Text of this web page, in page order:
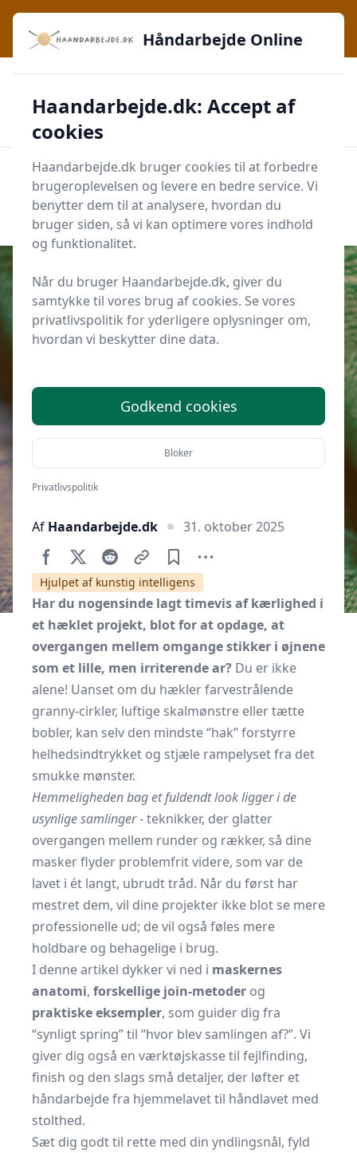
Håndarbejde Online - Inspiration, teknikker og fællesskab -
lige ved hånden
Shopping med sikkerhed ✔️ Altid de bedste priser
Mærker i høj kvalitet
Start søgning
Start søgning
Udgivet iStrik og Hækling
Sådan laver du usynlige samlinger
Af Haandarbejde.dk 31. oktober 2025
Hjulpet af kunstig intelligens
Har du nogensinde lagt timevis af kærlighed i
et hæklet projekt, blot for at opdage, at
overgangen mellem omgange stikker i øjnene
som et lille, men irriterende ar? Du er ikke
alene! Uanset om du hækler farvestrålende
granny-cirkler, luftige skalmønstre eller tætte
bobler, kan selv den mindste “hak” forstyrre
helhedsindtrykket og stjæle rampelyset fra det
smukke mønster.
Hemmeligheden bag et fuldendt look ligger i de
usynlige samlinger- teknikker, der glatter
overgangen mellem runder og rækker, så dine
masker flyder problemfrit videre, som var de
lavet i ét langt, ubrudt tråd. Når du først har
mestret dem, vil dine projekter ikke blot se mere
professionelle ud; de vil også føles mere
holdbare og behagelige i brug.
I denne artikel dykker vi ned i maskernes
anatomi, forskellige join-metoder og
praktiske eksempler, som guider dig fra
“synligt spring” til “hvor blev samlingen af?”. Vi
giver dig også en værktøjskasse til fejlfinding,
finish og den slags små detaljer, der løfter et
håndarbejde fra hjemmelavet til håndlavet med
stolthed.
Sæt dig godt til rette med din yndlingsnål, fyld
Håndarbejde Online
Haandarbejde.dk: Accept af
cookies
Haandarbejde.dk bruger cookies til at forbedre
brugeroplevelsen og levere en bedre service. Vi
benytter dem til at analysere, hvordan du
bruger siden, så vi kan optimere vores indhold
og funktionalitet.
Når du bruger Haandarbejde.dk, giver du
samtykke til vores brug af cookies. Se vores
privatlivspolitik for yderligere oplysninger om,
hvordan vi beskytter dine data.
Godkend cookies
Bloker
Privatlivspolitik